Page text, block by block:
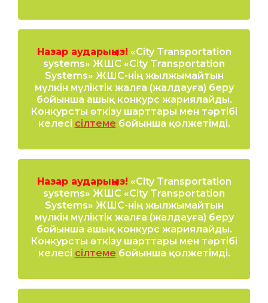
Назар аударыңыз! «City Transportation
systems» ЖШС «City Transportation
Systems» ЖШС-нің жылжымайтын
мүлкін мүліктік жалға (жалдауға) беру
бойынша ашық конкурс жариялайды.
Конкурсты өткізу шарттары мен тәртібі
келесі сілтеме бойынша қолжетімді.
Назар аударыңыз! «City Transportation
systems» ЖШС «City Transportation
Systems» ЖШС-нің жылжымайтын
мүлкін мүліктік жалға (жалдауға) беру
бойынша ашық конкурс жариялайды.
Конкурсты өткізу шарттары мен тәртібі
келесі сілтеме бойынша қолжетімді.